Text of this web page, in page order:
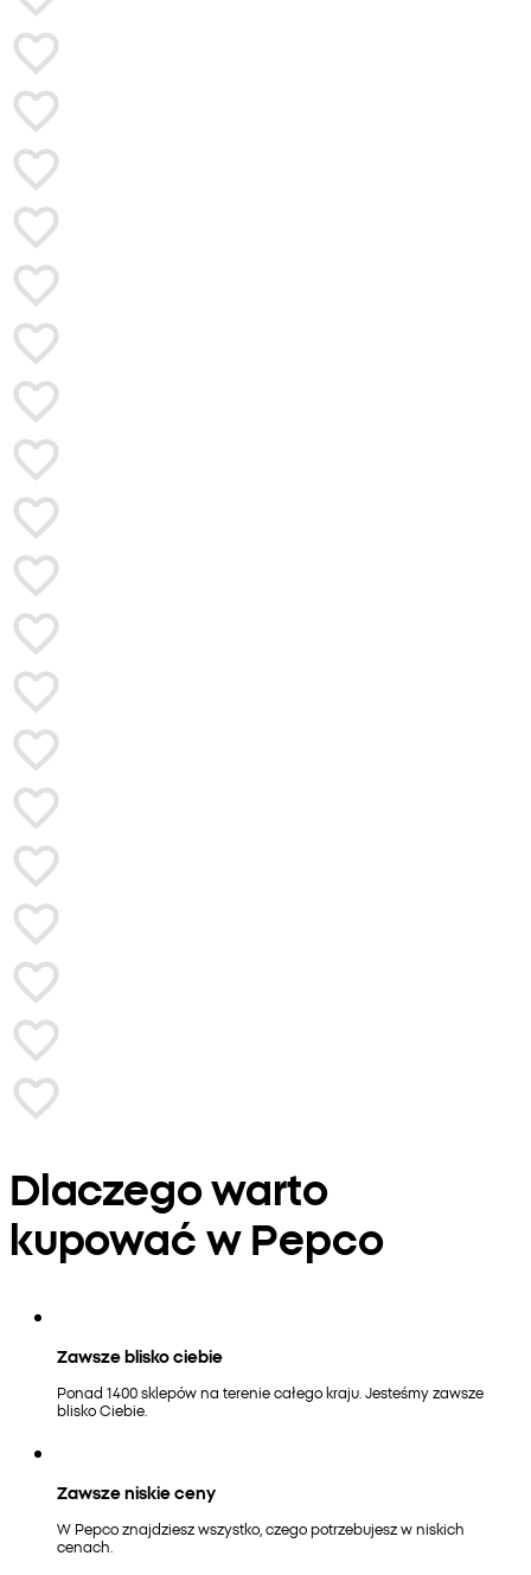
Dlaczego warto
kupować w Pepco
Zawsze blisko ciebie
Ponad 1400 sklepów na terenie całego kraju. Jesteśmy zawsze
blisko Ciebie.
Zawsze niskie ceny
W Pepco znajdziesz wszystko, czego potrzebujesz w niskich
cenach.